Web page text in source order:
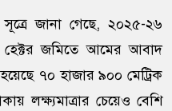
জানা গেছে, ২০২৫-২৬
জমিতে আমের আবাদ
৭০ হাজার ৯০০ মেট্রিক
লক্ষ্যমাত্রার চেয়েও বেশি